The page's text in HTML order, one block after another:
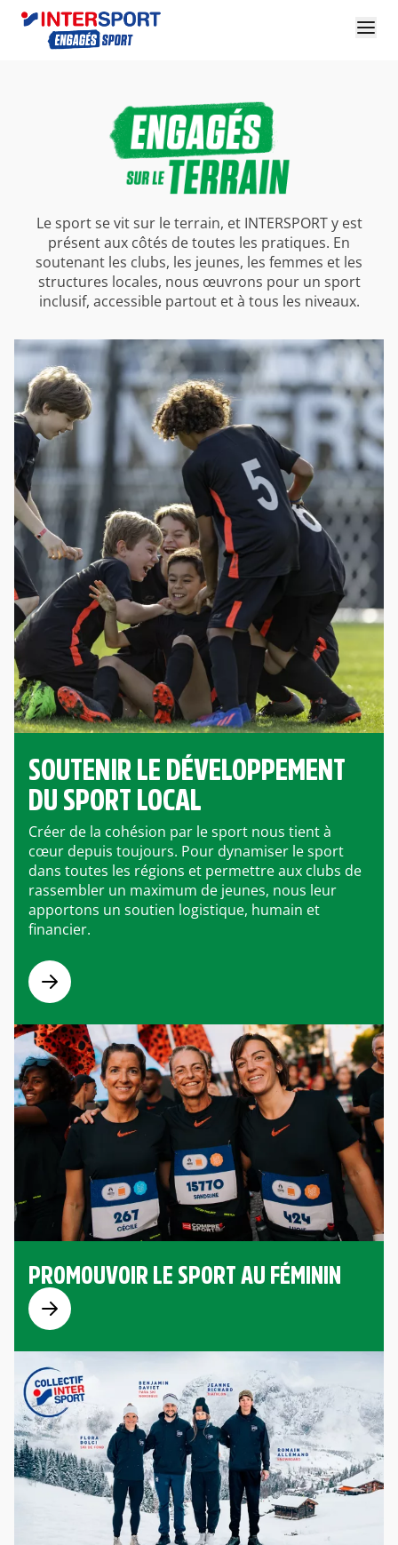
Le sport se vit sur le terrain, et INTERSPORT y est
présent aux côtés de toutes les pratiques. En
soutenant les clubs, les jeunes, les femmes et les
structures locales, nous œuvrons pour un sport
inclusif, accessible partout et à tous les niveaux.
SOUTENIR LE DÉVELOPPEMENT
DU SPORT LOCAL
Créer de la cohésion par le sport nous tient à
cœur depuis toujours. Pour dynamiser le sport
dans toutes les régions et permettre aux clubs de
rassembler un maximum de jeunes, nous leur
apportons un soutien logistique, humain et
financier.
PROMOUVOIR LE SPORT AU FÉMININ